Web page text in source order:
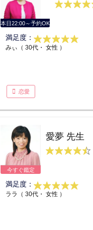
本日22:00～予約OK
満足度：
みぃ（ 30代・ 女性 ）
恋愛
今すぐ鑑定
愛夢 先生
満足度：
ララ（ 30代・ 女性 ）